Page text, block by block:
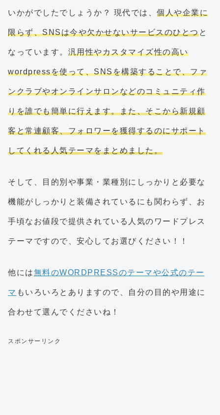
いかがでしたでしょうか？ 現代では、 個人や企業に
限らず、SNSは今や欠かせないサービスのひとつと
なっています。 汎用性やカスタマイズ性の高い
wordpressを使って、SNSを構築することで、ファ
ンクラブやオンラインサロンなどのコミュニティ作
りを誰でも簡単に行えます。また、そこから新規顧
客と常連顧客、フォロワーを獲得するのにサポート
してくれる人気テーマをまとめました。
そして、目的別や事業・業種別にしっかりと必要な
機能がしっかりと装備されているにも関わらず、お
手頃なお値段で提供されている人気のワードプレス
テーマですので、安心してお選びください！！
他には無料のWORDPRESSのテーマや公式のテー
マ もいろいろとありますので、自分の目的や用途に
合わせて選んでくださいね！
スポンサーリンク